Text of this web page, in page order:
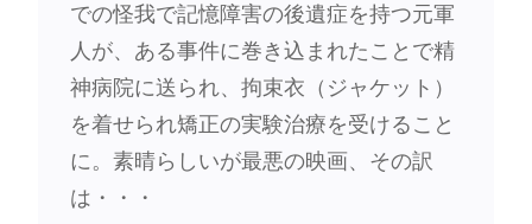
での怪我で記憶障害の後遺症を持つ元軍
人が、ある事件に巻き込まれたことで精
神病院に送られ、拘束衣（ジャケット）
を着せられ矯正の実験治療を受けること
に。素晴らしいが最悪の映画、その訳
は・・・